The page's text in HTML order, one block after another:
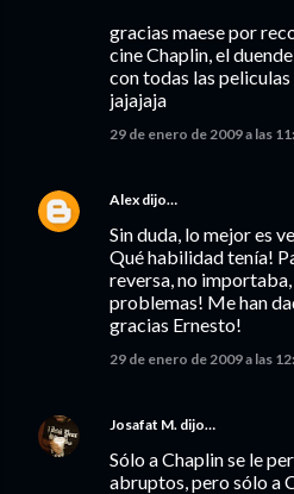
gracias maese por
cine Chaplin, el
con todas las
jajajaja
29 de enero de 2009 a las
Alex dijo…
Sin duda, lo mejor es
Qué habilidad tenía!
reversa, no
problemas! Me han
gracias Ernesto!
29 de enero de 2009 a las
Josafat M. dijo…
Sólo a Chaplin se le
abruptos, pero sólo a